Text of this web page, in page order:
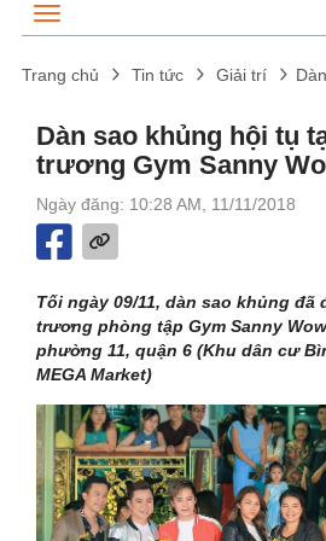
Trang chủ Tin tức Giải trí
Dàn sao khủng hội tụ
trương Gym Sanny
Ngày đăng: 10:28 AM, 11/11/2018
Tối ngày 09/11, dàn sao khủng đã
trương phòng tập Gym Sanny
phường 11, quận 6 (Khu dân cư
MEGA Market)